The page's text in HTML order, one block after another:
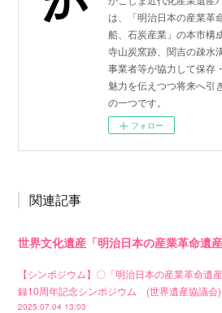
は、「明治日本の産業革
船、石炭産業」の本市構
寺山炭窯跡、関吉の疎水
事業者等が協力して保存
魅力を伝えつつ将来へ引
の一つです。
フォロー
関連記事
【シンポジウム】〇「明治日本の産業革命遺
録10周年記念シンポジウム (世界遺産協議
2025.07.04 13:03